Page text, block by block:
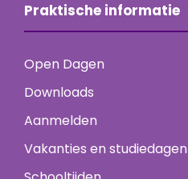
Praktische informatie
Open Dagen
Downloads
Aanmelden
Vakanties en studiedagen